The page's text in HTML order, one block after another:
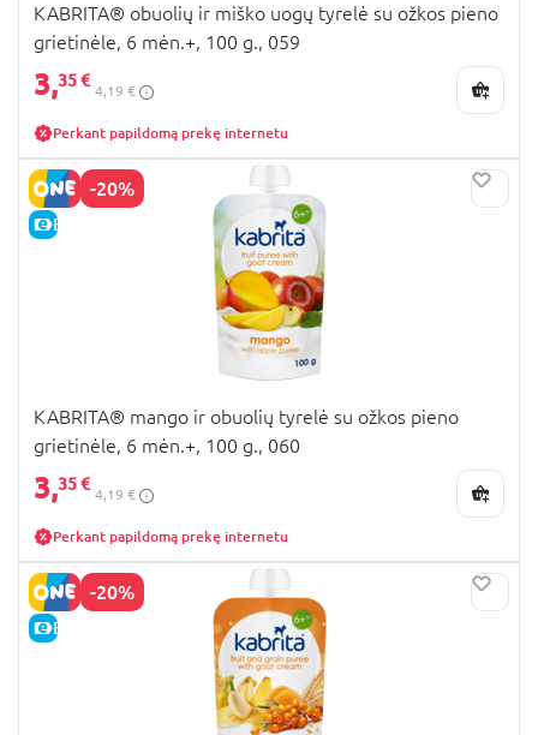
KABRITA® obuolių ir miško uogų tyrelė su ožkos pieno
grietinėle, 6 mėn.+, 100 g., 059
3,35 €
4,19 €
Perkant papildomą prekę internetu
-20%
E-KAINA
KABRITA® mango ir obuolių tyrelė su ožkos pieno
grietinėle, 6 mėn.+, 100 g., 060
3,35 €
4,19 €
Perkant papildomą prekę internetu
-20%
E-KAINA